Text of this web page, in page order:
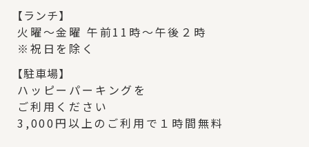
【ランチ】
火曜～金曜 午前11時～午後２時
※祝日を除く
【駐車場】
ハッピーパーキングを
ご利用ください
3,000円以上のご利用で１時間無料